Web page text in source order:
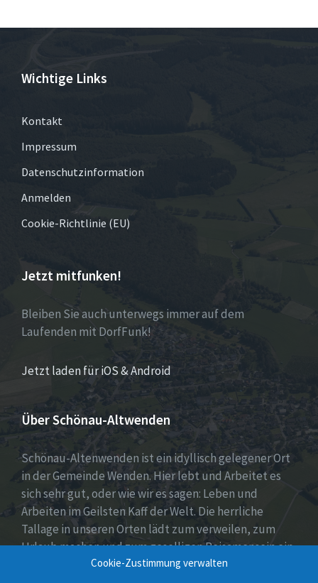
Cookie-Zustimmung verwalten
Wichtige Links
Kontakt
Impressum
Datenschutzinformation
Anmelden
Cookie-Richtlinie (EU)
Jetzt mitfunken!
Bleiben Sie auch unterwegs immer auf dem
Laufenden mit DorfFunk!
Jetzt laden für iOS & Android
Über Schönau-Altwenden
Schönau-Altenwenden ist ein idyllisch gelegener Ort
in der Gemeinde Wenden. Hier lebt und Arbeitet es
sich sehr gut, oder wie wir es sagen: Leben und
Arbeiten im Geilsten Kaff der Welt. Die herrliche
Tallage in unseren Orten lädt zum verweilen, zum
Urlaub machen und zum geselligen Beisamensein ein.
Dies wird auch durch unser aktives Vereinsleben